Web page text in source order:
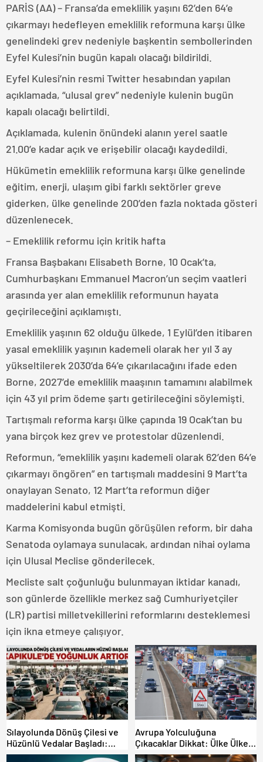
PARİS (AA) – Fransa’da emeklilik yaşını 62’den 64’e
çıkarmayı hedefleyen emeklilik reformuna karşı ülke
genelindeki grev nedeniyle başkentin sembollerinden
Eyfel Kulesi’nin bugün kapalı olacağı bildirildi.
Eyfel Kulesi’nin resmi Twitter hesabından yapılan
açıklamada, “ulusal grev” nedeniyle kulenin bugün
kapalı olacağı belirtildi.
Açıklamada, kulenin önündeki alanın yerel saatle
21.00’e kadar açık ve erişebilir olacağı kaydedildi.
Hükümetin emeklilik reformuna karşı ülke genelinde
eğitim, enerji, ulaşım gibi farklı sektörler greve
giderken, ülke genelinde 200’den fazla noktada gösteri
düzenlenecek.
– Emeklilik reformu için kritik hafta
Fransa Başbakanı Elisabeth Borne, 10 Ocak’ta,
Cumhurbaşkanı Emmanuel Macron’un seçim vaatleri
arasında yer alan emeklilik reformunun hayata
geçirileceğini açıklamıştı.
Emeklilik yaşının 62 olduğu ülkede, 1 Eylül’den itibaren
yasal emeklilik yaşının kademeli olarak her yıl 3 ay
yükseltilerek 2030’da 64’e çıkarılacağını ifade eden
Borne, 2027’de emeklilik maaşının tamamını alabilmek
için 43 yıl prim ödeme şartı getirileceğini söylemişti.
Tartışmalı reforma karşı ülke çapında 19 Ocak’tan bu
yana birçok kez grev ve protestolar düzenlendi.
Reformun, “emeklilik yaşını kademeli olarak 62’den 64’e
çıkarmayı öngören” en tartışmalı maddesini 9 Mart’ta
onaylayan Senato, 12 Mart’ta reformun diğer
maddelerini kabul etmişti.
Karma Komisyonda bugün görüşülen reform, bir daha
Senatoda oylamaya sunulacak, ardından nihai oylama
için Ulusal Meclise gönderilecek.
Mecliste salt çoğunluğu bulunmayan iktidar kanadı,
son günlerde özellikle merkez sağ Cumhuriyetçiler
(LR) partisi milletvekillerini reformlarını desteklemesi
için ikna etmeye çalışıyor.
Sılayolunda Dönüş Çilesi ve
Hüzünlü Vedalar Başladı:
Kapıkule’de Yoğunluk Artıyor!
Avrupa Yolculuğuna
Çıkacaklar Dikkat: Ülke Ülke
Güncel Trafik Kuralları,